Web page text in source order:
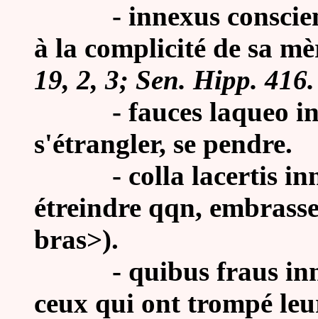
- innexus
à la complicité de sa
19, 2, 3; Sen. Hipp. 416.
- fauces laqueo
s'étrangler, se pendre.
- colla lacertis
étreindre qqn,
bras>).
- quibus fraus
ceux qui ont trompé